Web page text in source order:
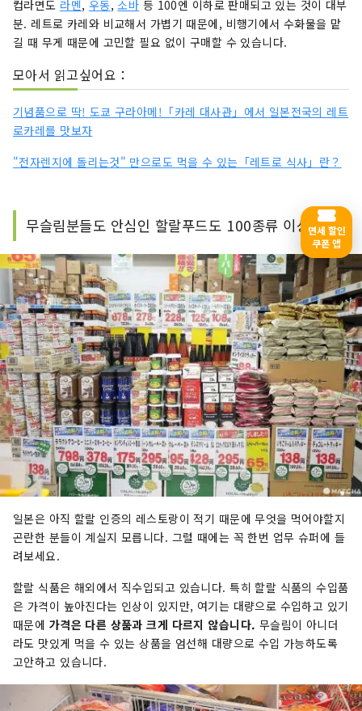
컵라면도 라멘, 우동,소바 등 100엔 이하로 판매되고 있는 것이 대부
분. 레트로 카레와 비교해서 가볍기 때문에, 비행기에서 수화물을 맡
길 때 무게 때문에 고민할 필요 없이 구매할 수 있습니다.
모아서 읽고싶어요：
기념품으로 딱! 도쿄 구라아메!「카레 대사관」에서 일본전국의 레트
로카레를 맛보자
"전자렌지에 돌리는것" 만으로도 먹을 수 있는「레트로 식사」란？
무슬림분들도 안심인 할랄푸드도 100종류 이상!
일본은 아직 할랄 인증의 레스토랑이 적기 때문에 무엇을 먹어야할지
곤란한 분들이 계실지 모릅니다. 그럴 때에는 꼭 한번 업무 슈퍼에 들
려보세요.
할랄 식품은 해외에서 직수입되고 있습니다. 특히 할랄 식품의 수입품
은 가격이 높아진다는 인상이 있지만, 여기는 대량으로 수입하고 있기
때문에 가격은 다른 상품과 크게 다르지 않습니다. 무슬림이 아니더
라도 맛있게 먹을 수 있는 상품을 엄선해 대량으로 수입 가능하도록
고안하고 있습니다.
면세 할인
쿠폰 앱